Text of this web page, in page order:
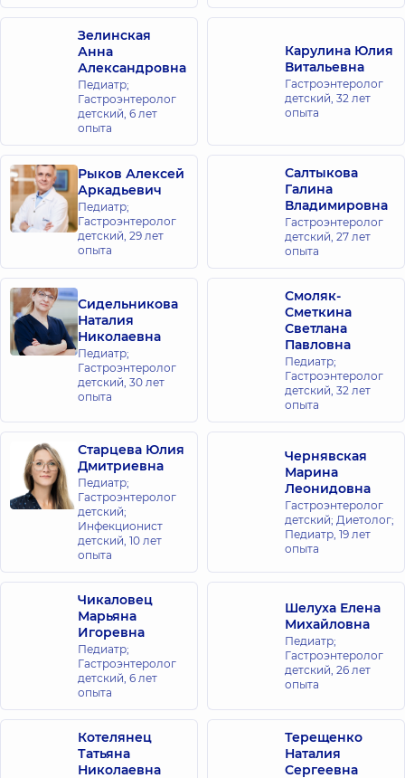
семьи на
Олимпийской
ул.
40, г. Киев
Медицинский
«Добробут»
для всей
семьи в
Броварах
ул.
Киевская,
Бровары
Медицинский
Центр
«Добробут»
для всей
семьи в
Ирпене
(Грибоедова),
8-А, г. Ирпень
Медицинский
Центр
«Добробут»
для всей
семьи в
Голосеево
ул. Самойло
Кошки
(Маршала
Конева), 10/1,
г. Киев
Центр
«Добробут»
Зелинская
Анна
Александровна
Педиатр;
Гастроэнтеролог
детский, 6 лет
опыта
Карулина Юлия
Витальевна
Гастроэнтеролог
детский, 32 лет
опыта
Рыков Алексей
Аркадьевич
Педиатр;
Гастроэнтеролог
детский, 29 лет
опыта
Салтыкова
Галина
Владимировна
Гастроэнтеролог
детский, 27 лет
опыта
Сидельникова
Наталия
Николаевна
Педиатр;
Гастроэнтеролог
детский, 30 лет
опыта
Смоляк-
Сметкина
Светлана
Павловна
Педиатр;
Гастроэнтеролог
детский, 32 лет
опыта
Старцева Юлия
Дмитриевна
Педиатр;
Гастроэнтеролог
детский;
Инфекционист
детский, 10 лет
опыта
Чернявская
Марина
Леонидовна
Гастроэнтеролог
детский; Диетолог;
Педиатр, 19 лет
опыта
Чикаловец
Марьяна
Игоревна
Педиатр;
Гастроэнтеролог
детский, 6 лет
опыта
Шелуха Елена
Михайловна
Педиатр;
Гастроэнтеролог
детский, 26 лет
опыта
Котелянец
Татьяна
Николаевна
Терещенко
Наталия
Сергеевна